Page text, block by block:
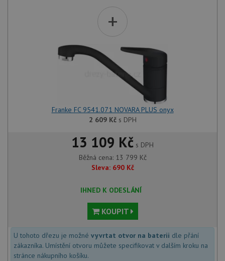
+
Franke FC 9541.071 NOVARA PLUS onyx
2 609 Kčs DPH
13 109 Kč s DPH
Běžná cena: 13 799 Kč
Sleva: 690 Kč
IHNED K ODESLÁNÍ
KOUPIT
U tohoto dřezu je možné vyvrtat otvor na baterii dle přání
zákazníka. Umístění otvoru můžete specifikovat v dalším kroku na
stránce nákupního košíku.